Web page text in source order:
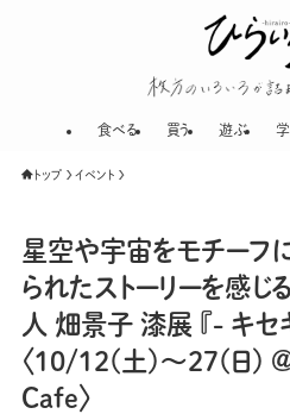
食べる 買う 遊ぶ
トップ イベント
星空や宇宙をモチーフ
られたストーリーを感じ
人 畑景子 漆展 『- キセ
〈10/12(土)〜27(日)
Cafe〉